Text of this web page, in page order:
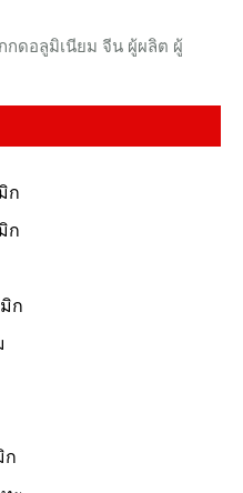
กดอลูมิเนียม จีน ผู้ผลิต ผู้
ก
ก
ก
ก